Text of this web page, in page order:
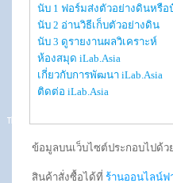
นับ 1 ฟอร์มส่งตัวอย่างดินหรือ
นับ 2 อ่านวิธีเก็บตัวอย่างดิน
นับ 3 ดูรายงานผลวิเคราะห์
ห้องสมุด iLab.Asia
เกี่ยวกับการพัฒนา iLab.Asia
ติดต่อ iLab.Asia
ข้อมูลบนเว็บไซต์ประกอบไปด้
สินค้าสั่งซื้อได้ที่ ร้านออนไลน์ฟ